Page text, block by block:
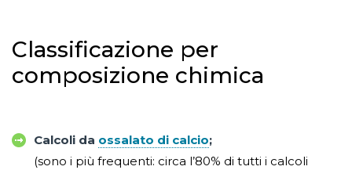
Classificazione per
composizione chimica
Calcoli da ossalato di calcio;
(sono i più frequenti: circa l’80% di tutti i calcoli